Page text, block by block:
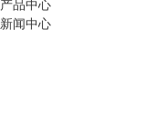
产品中心
新闻中心